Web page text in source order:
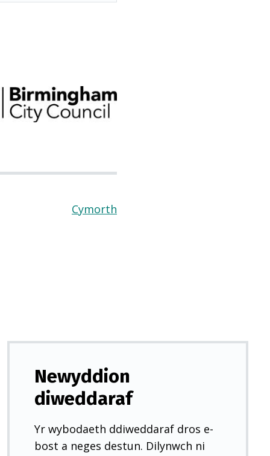
Cymorth
Newyddion
diweddaraf
Yr wybodaeth ddiweddaraf dros e-
bost a neges destun. Dilynwch ni